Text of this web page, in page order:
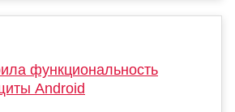
функциональность
Android